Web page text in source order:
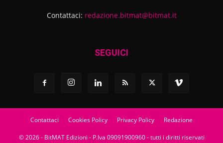
Contattaci: redazione.bitmat@bitmat.it
SEGUICI
Contattaci Cookies Policy Privacy Policy Redazione
© 2026 - BitMAT Edizioni - P.Iva 09091900960 - tutti i diritti riservati